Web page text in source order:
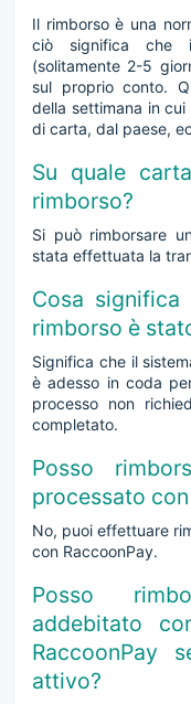
Il rimborso è una
ciò significa che
(solitamente 2-5
sul proprio conto.
della settimana in
di carta, dal paese,
Su quale
rimborso?
Si può rimborsare
stata effettuata la
Cosa significa
rimborso è
Significa che il
è adesso in coda
processo non
completato.
Posso
processato
No, puoi effettuare
con RaccoonPay.
Posso
addebitato
RaccoonPay
attivo?